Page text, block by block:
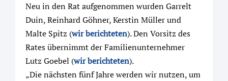
Neu in den Rat aufgenommen wurden Garrelt
Duin, Reinhard Göhner, Kerstin Müller und
Malte Spitz (wir berichteten). Den Vorsitz des
Rates übernimmt der Familienunternehmer
Lutz Goebel (wir berichteten).
„Die nächsten fünf Jahre werden wir nutzen, um